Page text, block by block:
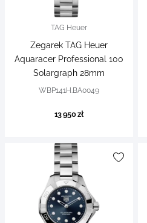
TAG Heuer
Zegarek TAG Heuer
Aquaracer Professional 100
Solargraph 28mm
WBP141H.BA0049
13 950 zł